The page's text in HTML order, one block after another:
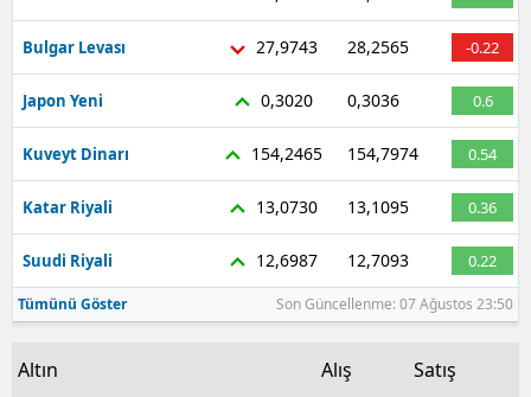
Bulgar Levası 27,9743 28,2565 -0.22
Japon Yeni 0,3020 0,3036 0.6
Kuveyt Dinarı 154,2465 154,7974 0.54
Katar Riyali 13,0730 13,1095 0.36
Suudi Riyali 12,6987 12,7093 0.22
Tümünü Göster Son Güncellenme: 07 Ağustos 23:50
Altın Alış Satış